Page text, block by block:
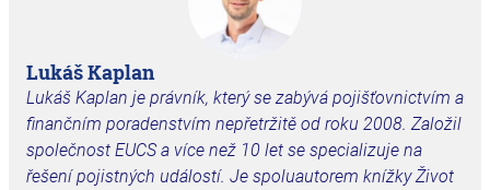
Lukáš Kaplan
Lukáš Kaplan je právník, který se zabývá pojišťovnictvím a
finančním poradenstvím nepřetržitě od roku 2008. Založil
společnost EUCS a více než 10 let se specializuje na
řešení pojistných událostí. Je spoluautorem knížky Život